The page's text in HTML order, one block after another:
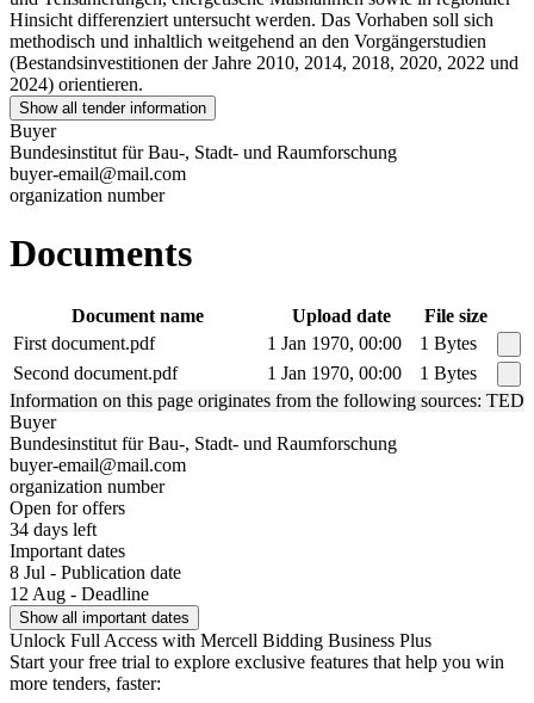
Hinsicht differenziert untersucht werden. Das Vorhaben soll sich
methodisch und inhaltlich weitgehend an den Vorgängerstudien
(Bestandsinvestitionen der Jahre 2010, 2014, 2018, 2020, 2022 und
2024) orientieren.
Show all tender information
Buyer
Bundesinstitut für Bau-, Stadt- und Raumforschung
buyer-email@mail.com
organization number
Documents
Document name Upload date
File size
First document.pdf
1 Jan 1970, 00:00
1 Bytes
Second document.pdf
1 Jan 1970, 00:00
1 Bytes
Information on this page originates from the following sources: TED
Buyer
Bundesinstitut für Bau-, Stadt- und Raumforschung
buyer-email@mail.com
organization number
Open for offers
34 days left
Important dates
8 Jul - Publication date
12 Aug - Deadline
Show all important dates
Unlock Full Access with Mercell Bidding Business Plus
Start your free trial to explore exclusive features that help you win
more tenders, faster: